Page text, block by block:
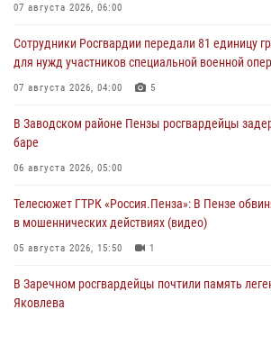
07 августа 2026, 06:00
Сотрудники Росгвардии передали 81 единицу
для нужд участников специальной военной
07 августа 2026, 04:00 5
В Заводском районе Пензы росгвардейцы
баре
06 августа 2026, 05:00
Телесюжет ГТРК «Россия.Пенза»: В Пензе
в мошеннических действиях (видео)
05 августа 2026, 15:50 1
В Заречном росгвардейцы почтили память
Яковлева